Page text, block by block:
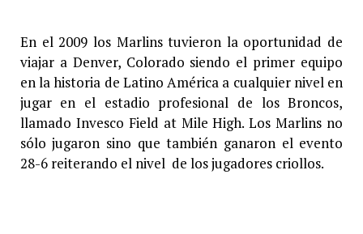
En el 2009 los Marlins tuvieron la oportunidad de
viajar a Denver, Colorado siendo el primer equipo
en la historia de Latino América a cualquier nivel en
jugar en el estadio profesional de los Broncos,
llamado Invesco Field at Mile High. Los Marlins no
sólo jugaron sino que también ganaron el evento
28-6 reiterando el nivel de los jugadores criollos.